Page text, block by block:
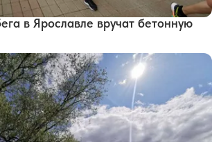
в Ярославле вручат бетонную